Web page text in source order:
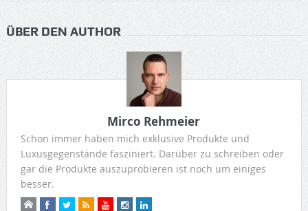
ÜBER DEN AUTHOR
Mirco Rehmeier
Schon immer haben mich exklusive Produkte und
Luxusgegenstände fasziniert. Darüber zu schreiben oder
gar die Produkte auszuprobieren ist noch um einiges
besser.